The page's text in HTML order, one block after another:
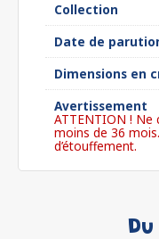
Collection
Date de
Dimensions en
Avertissement
ATTENTION ! Ne
moins de 36
d’étouffement.